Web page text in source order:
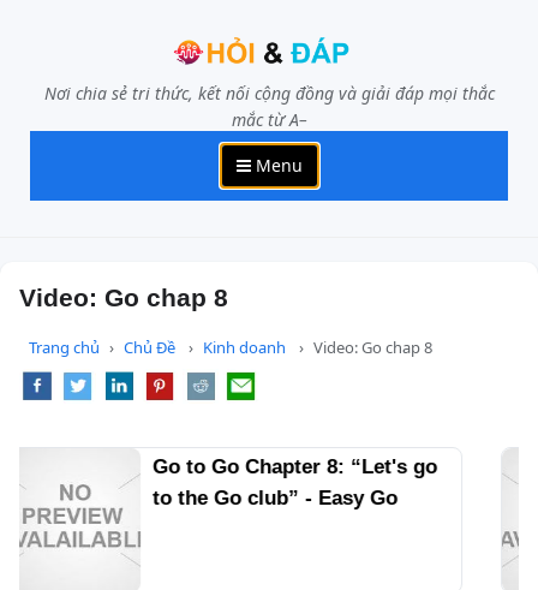
Nơi chia sẻ tri thức, kết nối cộng đồng và giải đáp mọi thắc
mắc từ A–
Menu
Video: Go chap 8
Trang chủ Chủ Đề Kinh doanh Video: Go chap 8
Final Chapter: Chapter 8 - The
End of a Journey (Arrow 1/2)